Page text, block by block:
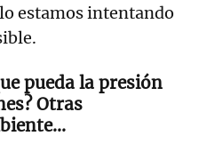
estamos intentando
pueda la presión
Otras